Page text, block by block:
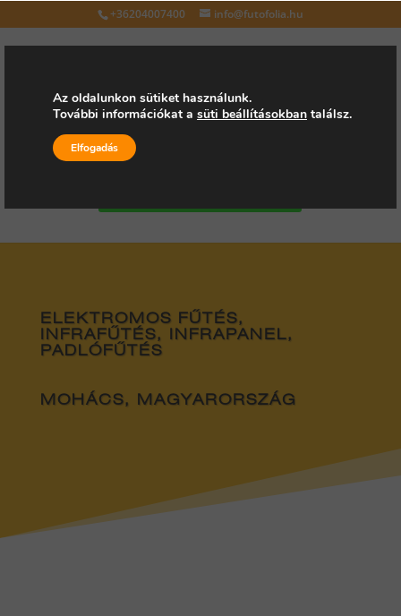
+36204007400 info@futofolia.hu
Válasszon oldalt
ELEKTROMOS FŰTÉS,
INFRAFŰTÉS, INFRAPANEL,
PADLÓFŰTÉS
MOHÁCS, MAGYARORSZÁG
Az oldalunkon sütiket használunk.
További információkat a süti beállításokban találsz.
Elfogadás